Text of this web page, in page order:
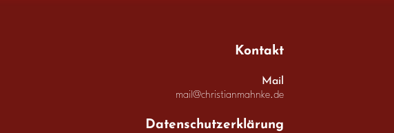
Kontakt
Mail
mail@christianmahnke.de
Datenschutzerklärung